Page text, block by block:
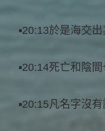
20:13於是海交
20:14死亡和陰
20:15凡名字沒